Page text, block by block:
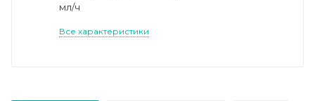
мл/ч
Все характеристики